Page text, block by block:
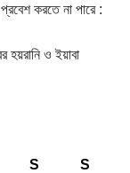
করতে না পারে :
হয়রানি ও ইয়াবা
S S